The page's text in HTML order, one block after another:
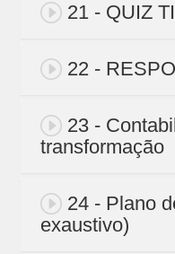
21 - QUIZ
22 -
23 -
transformação
24 - Plano
exaustivo)